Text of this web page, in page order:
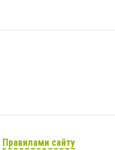
Правилами сайту